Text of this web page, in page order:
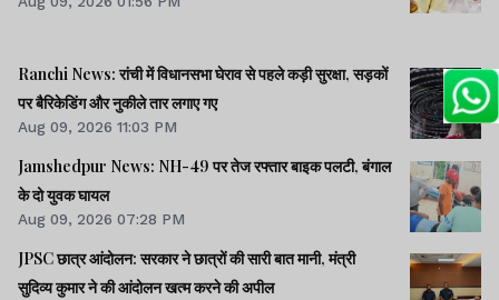
Ranchi News: रांची में विधानसभा घेराव से पहले कड़ी सुरक्षा, सड़कों
पर बैरिकेडिंग और नुकीले तार लगाए गए
Aug 09, 2026 11:03 PM
Jamshedpur News: NH-49 पर तेज रफ्तार बाइक पलटी, बंगाल
के दो युवक घायल
Aug 09, 2026 07:28 PM
JPSC छात्र आंदोलन: सरकार ने छात्रों की सारी बात मानी, मंत्री
सुदिव्य कुमार ने की आंदोलन खत्म करने की अपील